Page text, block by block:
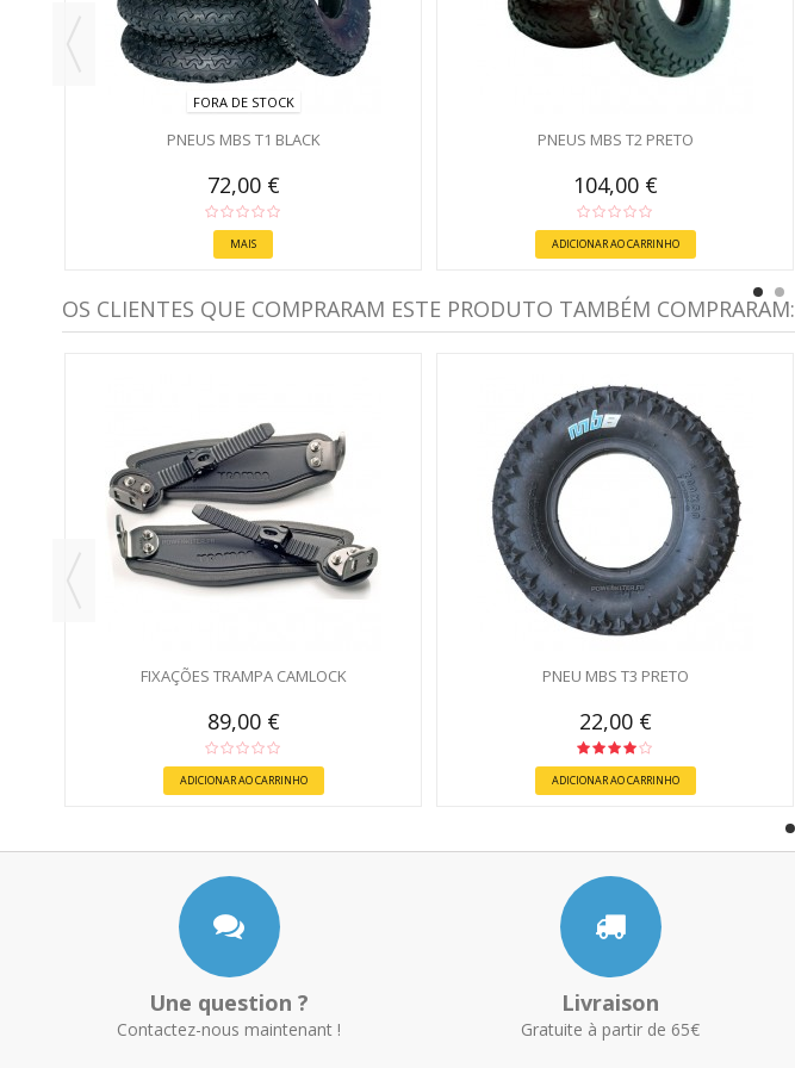
FORA DE STOCK
PNEUS MBS T1 BLACK
72,00 €
MAIS
PNEUS MBS T2 PRETO
104,00 €
ADICIONAR AO CARRINHO
OS CLIENTES QUE COMPRARAM ESTE PRODUTO TAMBÉM COMPRARAM:
FIXAÇÕES TRAMPA CAMLOCK
89,00 €
ADICIONAR AO CARRINHO
PNEU MBS T3 PRETO
22,00 €
ADICIONAR AO CARRINHO
Une question ?
Contactez-nous maintenant !
Livraison
Gratuite à partir de 65€